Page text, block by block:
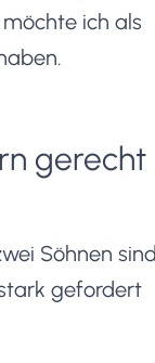
ich als
gerecht
Söhnen
gefordert